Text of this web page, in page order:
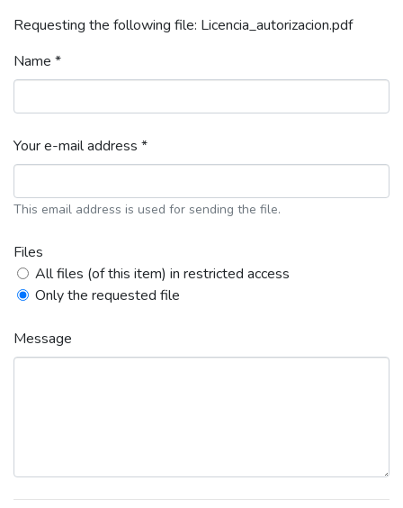
Requesting the following file: Licencia_autorizacion.pdf
Name *
Your e-mail address *
This email address is used for sending the file.
Files
All files (of this item) in restricted access
Only the requested file
Message